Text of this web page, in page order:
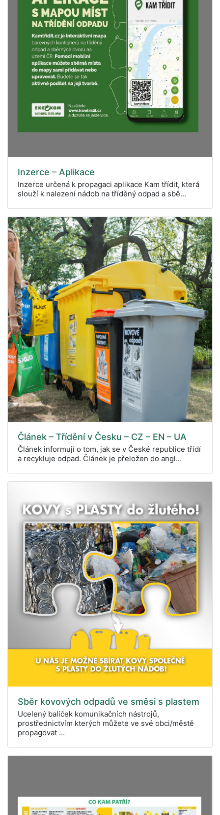
Inzerce – Aplikace
Inzerce určená k propagaci aplikace Kam třídit, která
slouží k nalezení nádob na tříděný odpad a sbě...
Článek – Třídění v Česku – CZ – EN – UA
Článek informují o tom, jak se v České republice třídí
a recykluje odpad. Článek je přeložen do angl...
Sběr kovových odpadů ve směsi s plastem
Ucelený balíček komunikačních nástrojů,
prostřednictvím kterých můžete ve své obci/městě
propagovat ...